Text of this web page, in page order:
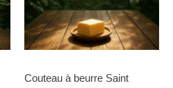
Couteau à beurre Saint